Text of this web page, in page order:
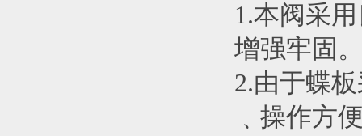
1.本阀采
增强牢固
2.由于蝶
﹑操作方